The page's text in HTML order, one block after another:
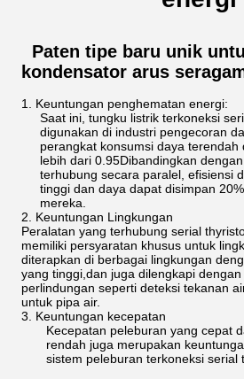
Paten tipe baru unik
kondensator arus
Keuntungan penghematan energi:
Saat ini, tungku listrik terkoneksi
digunakan di industri pengecoran
perangkat konsumsi daya terendah
lebih dari 0.95Dibandingkan
terhubung secara paralel, efisiensi
tinggi dan daya dapat disimpan
mereka.
Keuntungan Lingkungan
Peralatan yang terhubung serial
memiliki persyaratan khusus untuk
diterapkan di berbagai lingkungan
yang tinggi,dan juga dilengkapi
perlindungan seperti deteksi tekanan
untuk pipa air.
Keuntungan kecepatan
Kecepatan peleburan yang cepat
rendah juga merupakan
sistem peleburan terkoneksi serial